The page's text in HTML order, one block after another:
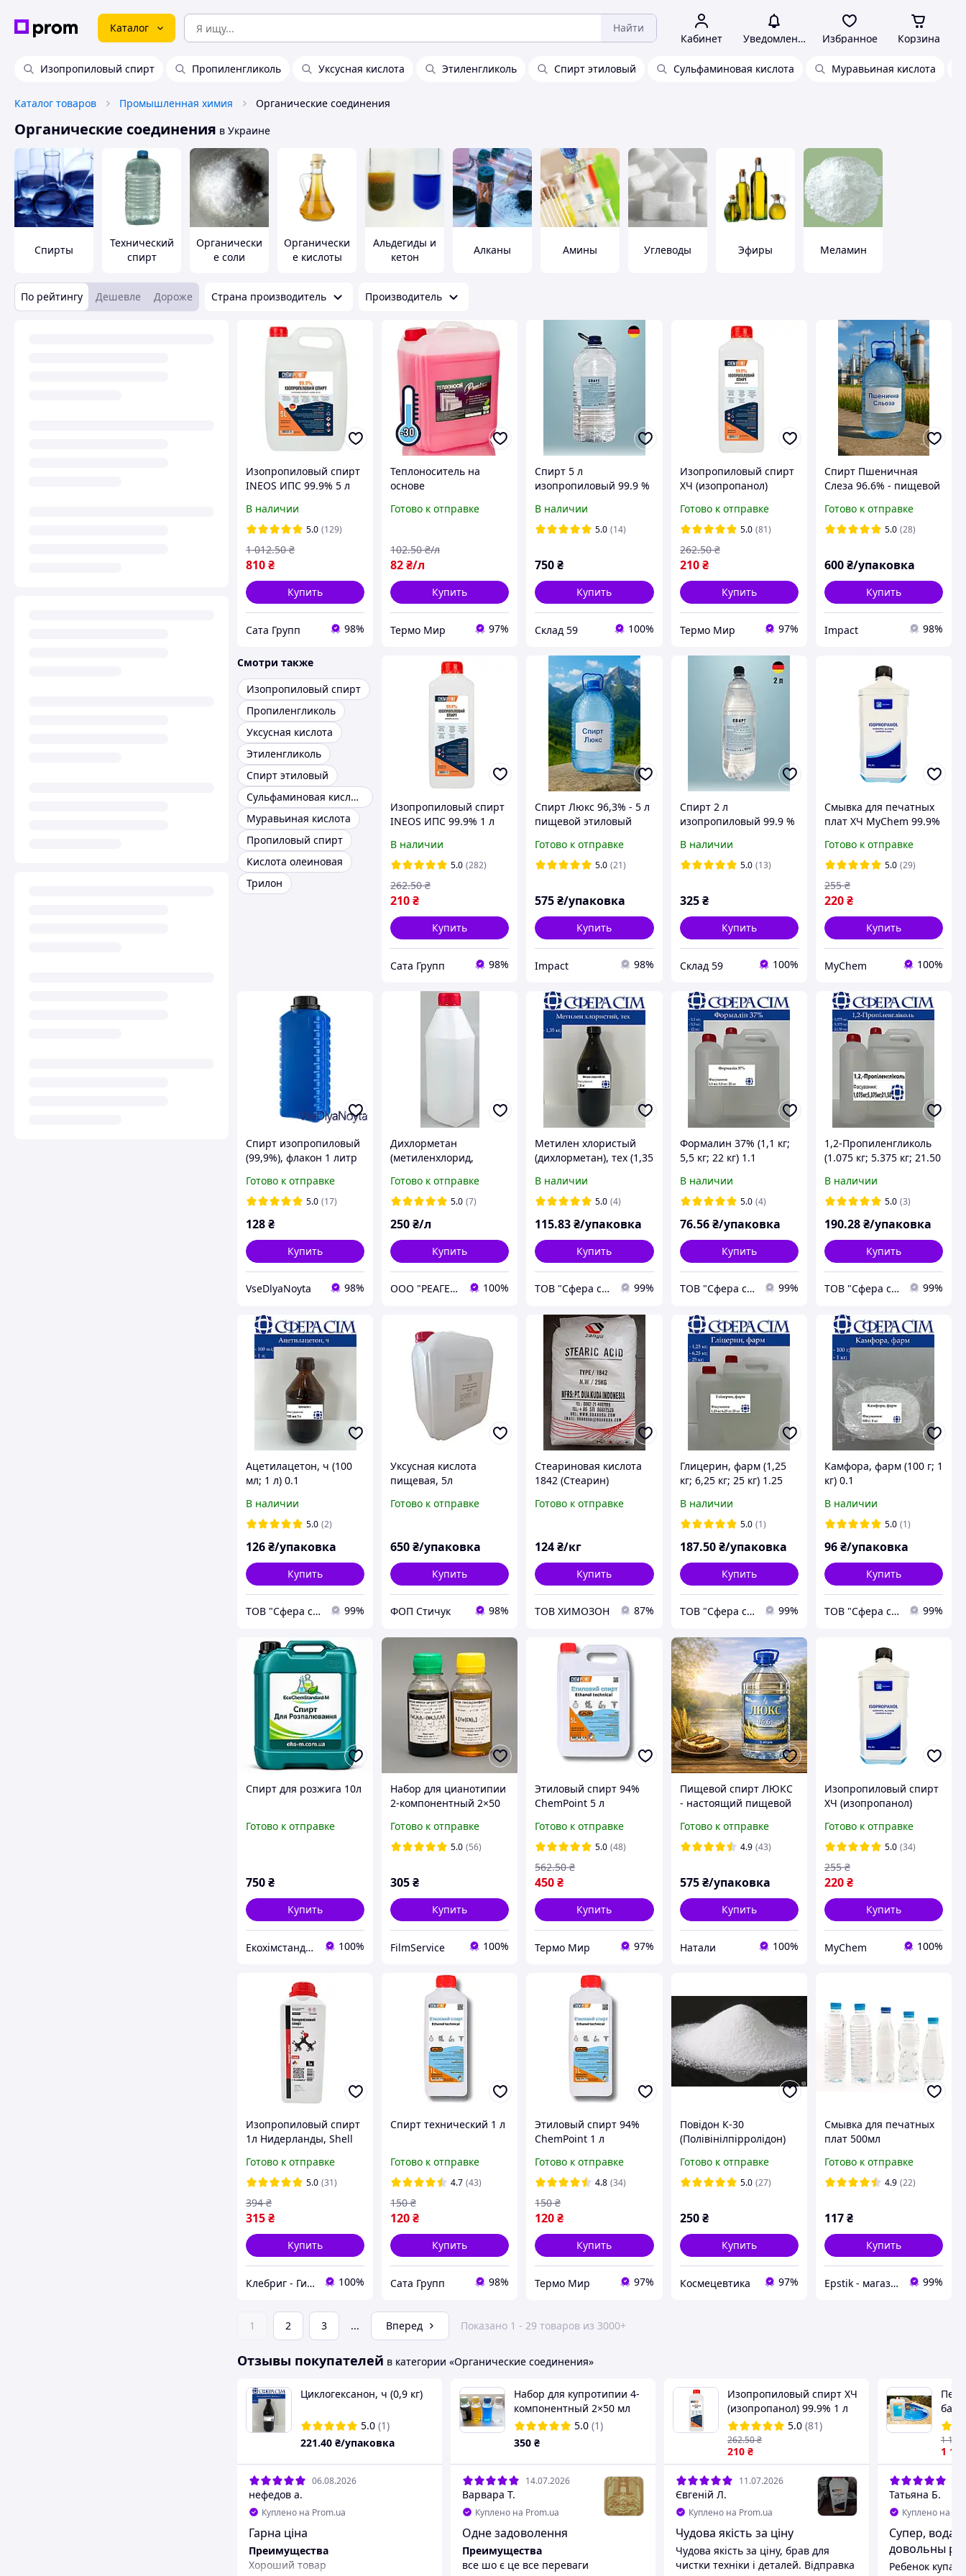
Каталог Найти
Кабинет Уведомления Избранное Корзина
Изопропиловый спирт Пропиленгликоль Уксусная кислота Этиленгликоль Спирт этиловый Сульфаминовая кислота Муравьиная кислота
Каталог товаров Промышленная химия Органические соединения
Органические соединения в Украине
Спирты
Технический
спирт
Органически
е соли
Органически
е кислоты
Альдегиды и
кетон
Алканы Амины Углеводы Эфиры Меламин
По рейтингу Дешевле Дороже Страна производитель Производитель
Изопропиловый спирт
INEOS ИПС 99.9% 5 л
В наличии
5.0 (129)
810₴
1 012.50 ₴
Купить
Сата Групп 98%
Теплоноситель на
основе
л
Готово к отправке
82₴/л
102.50 ₴/л
Купить
Термо Мир 97%
Спирт 5 л
изопропиловый 99.9 %
абсолютированный
химически чистый 5л
В наличии
5.0 (14)
750₴
Купить
Склад 59 100%
Изопропиловый спирт
ХЧ (изопропанол)
Готово к отправке
5.0 (81)
210 ₴
262.50 ₴
Купить
Термо Мир 97%
Спирт Пшеничная
Слеза 96.6% - пищевой
Готово к отправке
5.0 (28)
600₴/упаковка
Купить
Impact 98%
Смотри также
Изопропиловый спирт
Пропиленгликоль
Уксусная кислота
Этиленгликоль
Спирт этиловый
Сульфаминовая кислота
Муравьиная кислота
Пропиловый спирт
Кислота олеиновая
Трилон
Изопропиловый спирт
INEOS ИПС 99.9% 1 л
В наличии
5.0 (282)
210₴
262.50 ₴
Купить
Сата Групп 98%
Спирт Люкс 96,3% - 5 л
пищевой этиловый
качества
Готово к отправке
5.0 (21)
575₴/упаковка
Купить
Impact 98%
Спирт 2 л
изопропиловый 99.9 %
абсолютированный
химически чистый 2л
В наличии
5.0 (13)
325 ₴
Купить
Склад 59 100%
Смывка для печатных
плат ХЧ MyChem 99.9%
Готово к отправке
5.0 (29)
220₴
255 ₴
Купить
MyChem 100%
Спирт изопропиловый
(99,9%), флакон 1 литр
Готово к отправке
5.0 (17)
128₴
Купить
VseDlyaNoyta 98%
Дихлорметан
(метиленхлорид,
ДХМ) CAS 75-09-2
Готово к отправке
5.0 (7)
250₴/л
Купить
ООО "РЕАГЕНТ-ЦЕНТР" 100%
Метилен хлористый
(дихлорметан), тех (1,35
В наличии
5.0 (4)
115.83₴/упаковка
Купить
ТОВ "Сфера сим" 99%
Формалин 37% (1,1 кг;
5,5 кг; 22 кг) 1.1
В наличии
5.0 (4)
76.56 ₴/упаковка
Купить
ТОВ "Сфера сим" 99%
1,2-Пропиленгликоль
(1.075 кг; 5.375 кг; 21.50
В наличии
5.0 (3)
190.28₴/упаковка
Купить
ТОВ "Сфера сим" 99%
Ацетилацетон, ч (100
мл; 1 л) 0.1
В наличии
5.0 (2)
126₴/упаковка
Купить
ТОВ "Сфера сим" 99%
Уксусная кислота
пищевая, 5л
Готово к отправке
650₴/упаковка
Купить
ФОП Стичук 98%
Стеариновая кислота
1842 (Стеарин)
Готово к отправке
124₴/кг
Купить
ТОВ ХИМОЗОН 87%
Глицерин, фарм (1,25
кг; 6,25 кг; 25 кг) 1.25
В наличии
5.0 (1)
187.50 ₴/упаковка
Купить
ТОВ "Сфера сим" 99%
Камфора, фарм (100 г; 1
кг) 0.1
В наличии
5.0 (1)
96₴/упаковка
Купить
ТОВ "Сфера сим" 99%
Спирт для розжига 10л
Готово к отправке
750₴
Купить
Екохімстандарт-М 100%
Набор для цианотипии
2-компонентный 2×50
Готово к отправке
5.0 (56)
305₴
Купить
FilmService 100%
Этиловый спирт 94%
ChemPoint 5 л
Готово к отправке
5.0 (48)
450₴
562.50 ₴
Купить
Термо Мир 97%
Пищевой спирт ЛЮКС
- настоящий пищевой
Готово к отправке
4.9 (43)
575 ₴/упаковка
Купить
Натали 100%
Изопропиловый спирт
ХЧ (изопропанол)
Готово к отправке
5.0 (34)
220₴
255 ₴
Купить
MyChem 100%
Изопропиловый спирт
1л Нидерланды, Shell
Готово к отправке
5.0 (31)
315₴
394 ₴
Купить
Клебриг - Гипермаркет химической продукции 100%
Спирт технический 1 л
Готово к отправке
4.7 (43)
120₴
150 ₴
Купить
Сата Групп 98%
Этиловый спирт 94%
ChemPoint 1 л
Готово к отправке
4.8 (34)
120₴
150 ₴
Купить
Термо Мир 97%
Повідон К-30
(Полівінілпірролідон)
Готово к отправке
5.0 (27)
250 ₴
Купить
Космецевтика 97%
Смывка для печатных
плат 500мл
Готово к отправке
4.9 (22)
117₴
Купить
Epstik - магазин радиокомпонентов 99%
1 2 3 ... Вперед Показано 1 - 29 товаров из 3000+
Отзывы покупателей в категории «Органические соединения»
Циклогексанон, ч (0,9 кг)
5.0 (1)
221.40 ₴/упаковка
06.08.2026
нефедов а.
Куплено на Prom.ua
Гарна цiна
Преимущества
Хороший товар
Набор для купротипии 4-
компонентный 2×50 мл
5.0 (1)
350 ₴
14.07.2026
Варвара Т.
Куплено на Prom.ua
Одне задоволення
Преимущества
все шо є це все переваги
Изопропиловый спирт ХЧ
(изопропанол) 99.9% 1 л
5.0 (81)
210 ₴
262.50₴
11.07.2026
Євгеній Л.
Куплено на Prom.ua
Чудова якість за ціну
Чудова якість за ціну, брав для
чистки техніки і деталей. Відправка
1 100
1 150
Татьяна Б.
Куплено на
Супер, вода
довольны
Ребенок